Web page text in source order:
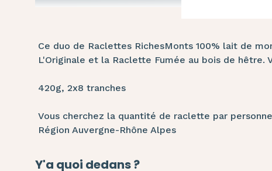
Ce duo de Raclettes RichesMonts 100% lait de
L'Originale et la Raclette Fumée au bois de hêtre.
420g, 2x8 tranches
Vous cherchez la quantité de raclette par
Région Auvergne-Rhône Alpes
Y'a quoi dedans ?